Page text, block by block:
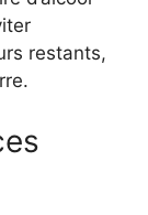
restants,